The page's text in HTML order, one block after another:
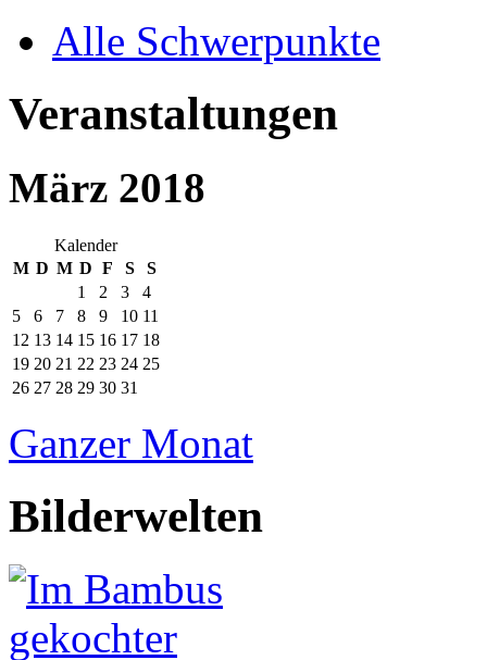
Alle Schwerpunkte
Veranstaltungen
März 2018
Kalender
M D M D F S
S
1
2 3
4
5
6 7 8 9 10 11
12 13 14 15 16 17 18
19 20 21 22 23 24 25
26 27 28 29 30 31
Ganzer Monat
Bilderwelten